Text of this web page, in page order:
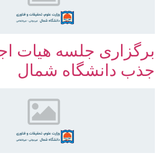
برگزاری جلسه هیات
جذب دانشگاه شمال